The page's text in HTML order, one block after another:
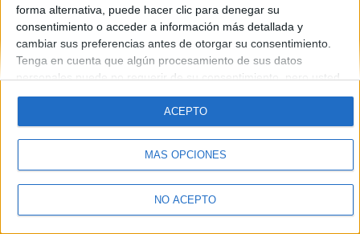
forma alternativa, puede hacer clic para denegar su
consentimiento o acceder a información más detallada y
cambiar sus preferencias antes de otorgar su consentimiento.
Tenga en cuenta que algún procesamiento de sus datos
personales puede no requerir de su consentimiento, pero usted
tiene el derecho de rechazar tal procesamiento. Sus
preferencias se aplicarán solo a este sitio web. Puede cambiar
sus preferencias o retirar su consentimiento en cualquier
momento volviendo a este sitio y haciendo clic en el botón
"Privacidad" en la parte inferior de la página web.
MÁS OPCIONES
NO ACEPTO
ACEPTO
Quiénes somos|Contactar |Anúnciate
Aviso legal|Politica de privacidad|Condiciones generales
de cookies
© 2003-2026Compás Mediterráneo S.L.- Diego de León 47 - 28006
Madrid [ESPAÑA] - Tel. +34 91 593 2767